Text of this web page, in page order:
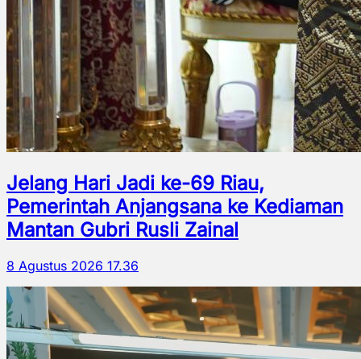
Jelang Hari Jadi ke-69 Riau,
Pemerintah Anjangsana ke Kediaman
Mantan Gubri Rusli Zainal
8 Agustus 2026 17.36